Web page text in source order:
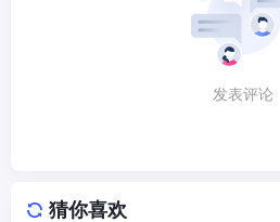
发表评论
猜你喜欢